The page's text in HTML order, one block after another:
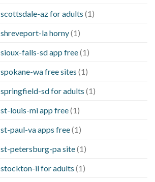
az for adults (1)
la horny(1)
falls-sd app free(1)
wa free sites (1)
sd for adults (1)
louis-mi app free(1)
paul-va apps free(1)
petersburg-pa site(1)
il for adults (1)